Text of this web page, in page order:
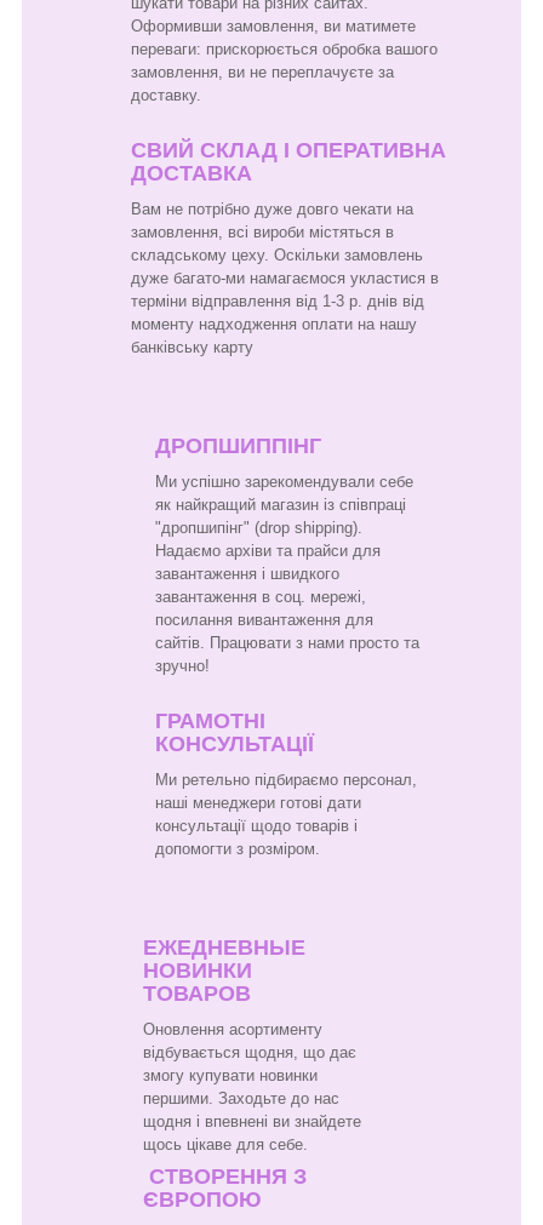
Оформивши замовлення, ви матимете
переваги: прискорюється обробка вашого
замовлення, ви не переплачуєте за
доставку.
СВИЙ СКЛАД І ОПЕРАТИВНА
ДОСТАВКА
Вам не потрібно дуже довго чекати на
замовлення, всі вироби містяться в
складському цеху. Оскільки замовлень
дуже багато-ми намагаємося укластися в
терміни відправлення від 1-3 р. днів від
моменту надходження оплати на нашу
банківську карту
ДРОПШИППІНГ
Ми успішно зарекомендували себе
як найкращий магазин із співпраці
"дропшипінг" (drop shipping).
Надаємо архіви та прайси для
завантаження і швидкого
завантаження в соц. мережі,
посилання вивантаження для
сайтів. Працювати з нами просто та
зручно!
ГРАМОТНІ
КОНСУЛЬТАЦІЇ
Ми ретельно підбираємо персонал,
наші менеджери готові дати
консультації щодо товарів і
допомогти з розміром.
ЕЖЕДНЕВНЫЕ
НОВИНКИ
ТОВАРОВ
Оновлення асортименту
відбувається щодня, що дає
змогу купувати новинки
першими. Заходьте до нас
щодня і впевнені ви знайдете
щось цікаве для себе.
СТВОРЕННЯ З
ЄВРОПОЮ